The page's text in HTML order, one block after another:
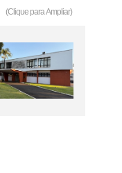
(Clique para Ampliar)